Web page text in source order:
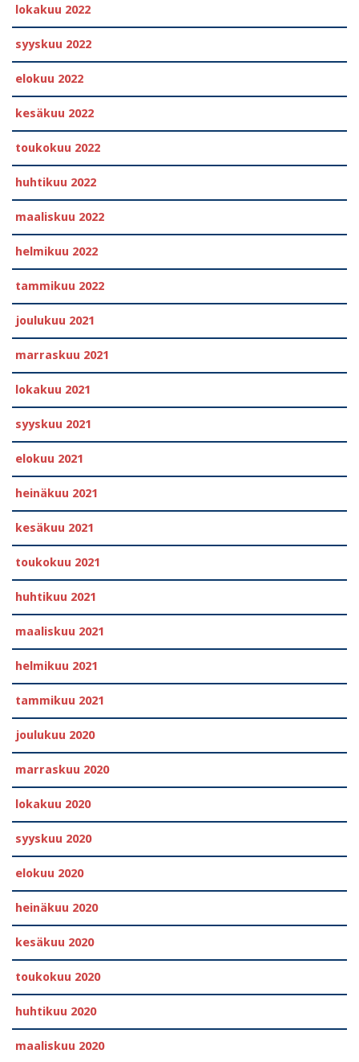
lokakuu 2022
syyskuu 2022
elokuu 2022
kesäkuu 2022
toukokuu 2022
huhtikuu 2022
maaliskuu 2022
helmikuu 2022
tammikuu 2022
joulukuu 2021
marraskuu 2021
lokakuu 2021
syyskuu 2021
elokuu 2021
heinäkuu 2021
kesäkuu 2021
toukokuu 2021
huhtikuu 2021
maaliskuu 2021
helmikuu 2021
tammikuu 2021
joulukuu 2020
marraskuu 2020
lokakuu 2020
syyskuu 2020
elokuu 2020
heinäkuu 2020
kesäkuu 2020
toukokuu 2020
huhtikuu 2020
maaliskuu 2020